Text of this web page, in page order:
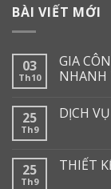
BÀI VIẾT MỚI
03
Th10
GIA
NHANH
25
Th9
DỊCH
25
Th9
THIẾT